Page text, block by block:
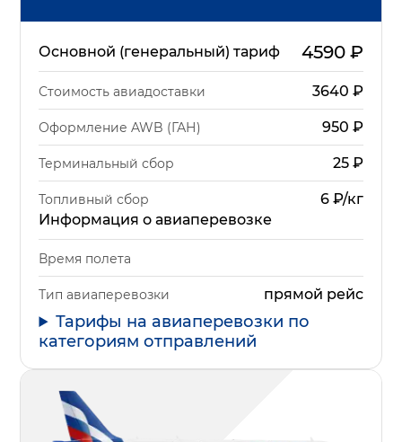
Основной (генеральный) тариф 4590₽
Стоимость авиадоставки 3640 ₽
Оформление AWB (ГАН) 950 ₽
Терминальный сбор 25₽
Топливный сбор
6 ₽/кг
Информация о авиаперевозке
Время полета
Тип авиаперевозки прямой рейс
Тарифы на авиаперевозки по
категориям отправлений